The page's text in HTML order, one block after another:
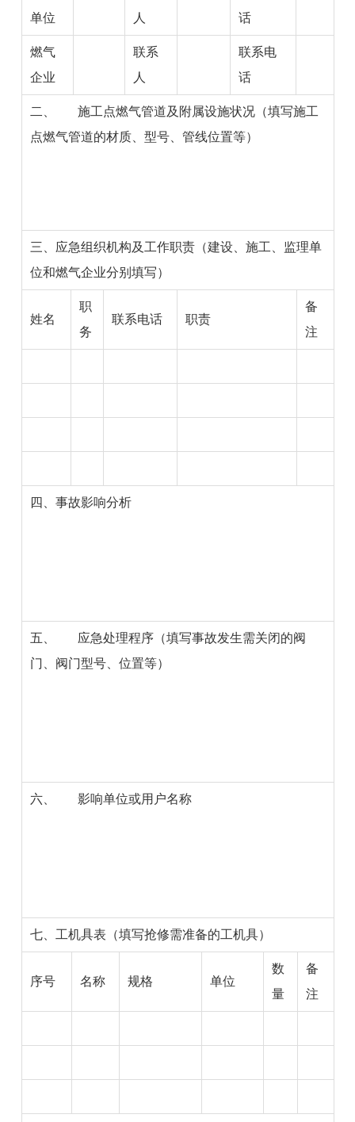
单位
人
话
燃气
企业
联系
人
联系电
话
二、 施工点燃气管道及附属设施状况（填写施工
点燃气管道的材质、型号、管线位置等）
三、应急组织机构及工作职责（建设、 施工、监理单
位和燃气企业分别填写）
姓名
职
务
联系电话 职责
备
注
四、 事故影响分析
五、 应急处理程序（填写事故发生需关闭的阀
门、阀门型号、位置等）
六、 影响单位或用户名称
七、工机具表（填写抢修需准备的工机具）
序号 名称 规格 单位
数
量
备
注